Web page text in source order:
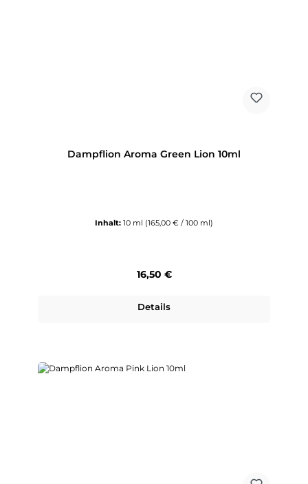
Dampflion Aroma Green Lion 10ml
Inhalt: 10 ml (165,00 € / 100 ml)
Regulärer Preis:
16,50 €
Details